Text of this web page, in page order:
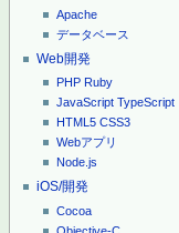
Apache
データベース
Web開発
PHP Ruby
JavaScript TypeScript
HTML5 CSS3
Webアプリ
Node.js
iOS/開発
Cocoa
Objective-C